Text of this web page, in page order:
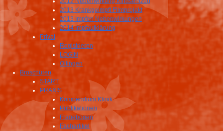
2013 Krankgeimpft Filmprojekt
2013 Impfen Nebenwirkungen
2014 Impfaufklärung
Privat
Registrieren
LOGIN
Oltingen
Broschüren
START
PRAXIS
Kompendium Klinik
Publikationen
Fragebogen
Fachartikel